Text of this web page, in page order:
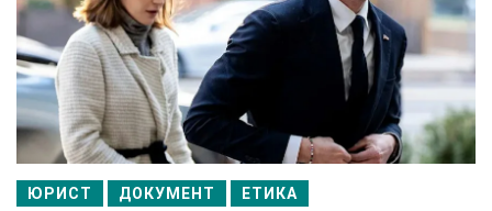
ЮРИСТ ДОКУМЕНТ ЕТИКА